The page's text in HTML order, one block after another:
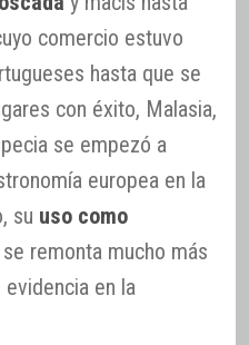
comercio estuvo
hasta que se
con éxito, Malasia,
se empezó a
europea en la
su uso como
se remonta mucho más
en la